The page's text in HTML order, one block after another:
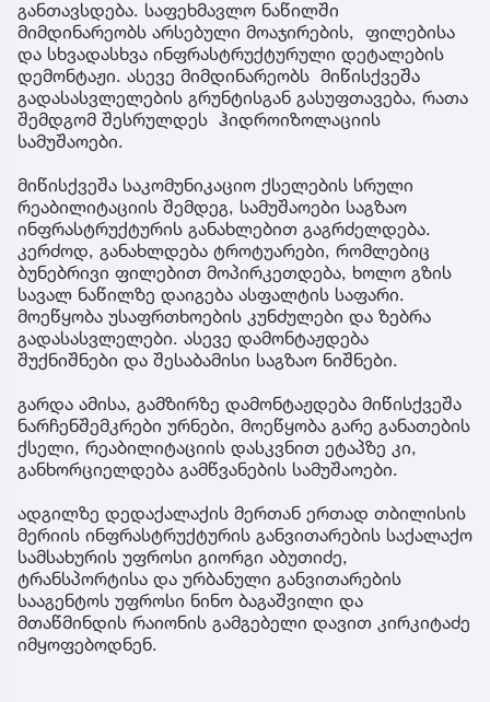
განთავსდება. საფეხმავლო ნაწილში
მიმდინარეობს არსებული მოაჯირების, ფილებისა
და სხვადასხვა ინფრასტრუქტურული დეტალების
დემონტაჟი. ასევე მიმდინარეობს მიწისქვეშა
გადასასვლელების გრუნტისგან გასუფთავება, რათა
შემდგომ შესრულდეს ჰიდროიზოლაციის
სამუშაოები.
მიწისქვეშა საკომუნიკაციო ქსელების სრული
რეაბილიტაციის შემდეგ, სამუშაოები საგზაო
ინფრასტრუქტურის განახლებით გაგრძელდება.
კერძოდ, განახლდება ტროტუარები, რომლებიც
ბუნებრივი ფილებით მოპირკეთდება, ხოლო გზის
სავალ ნაწილზე დაიგება ასფალტის საფარი.
მოეწყობა უსაფრთხოების კუნძულები და ზებრა
გადასასვლელები. ასევე დამონტაჟდება
შუქნიშნები და შესაბამისი საგზაო ნიშნები.
გარდა ამისა, გამზირზე დამონტაჟდება მიწისქვეშა
ნარჩენშემკრები ურნები, მოეწყობა გარე განათების
ქსელი, რეაბილიტაციის დასკვნით ეტაპზე კი,
განხორციელდება გამწვანების სამუშაოები.
ადგილზე დედაქალაქის მერთან ერთად თბილისის
მერიის ინფრასტრუქტურის განვითარების საქალაქო
სამსახურის უფროსი გიორგი აბუთიძე,
ტრანსპორტისა და ურბანული განვითარების
სააგენტოს უფროსი ნინო ბაგაშვილი და
მთაწმინდის რაიონის გამგებელი დავით კირკიტაძე
იმყოფებოდნენ.